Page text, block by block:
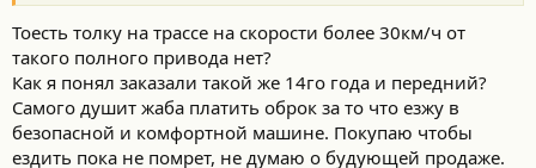
Тоесть толку на трассе на скорости более 30км/ч от
такого полного привода нет?
Как я понял заказали такой же 14го года и передний?
Самого душит жаба платить оброк за то что езжу в
безопасной и комфортной машине. Покупаю чтобы
ездить пока не помрет, не думаю о будующей продаже.